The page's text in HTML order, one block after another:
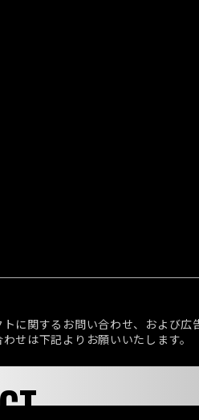
に関するお問い合わせ、および広
せは下記よりお願いいたします。